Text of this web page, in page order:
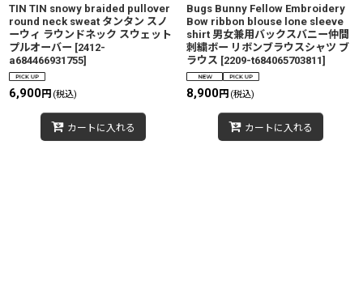
TIN TIN snowy braided pullover
round neck sweat タンタン スノ
ーウィ ラウンドネック スウェット
プルオーバー [2412-
a684466931755]
6,900円 (税込)
カートに入れる
Bugs Bunny Fellow Embroidery
Bow ribbon blouse lone sleeve
shirt 男女兼用バックスバニー仲間
刺繍ボー リボンブラウスシャツ ブ
ラウス [2209-t684065703811]
8,900円 (税込)
カートに入れる